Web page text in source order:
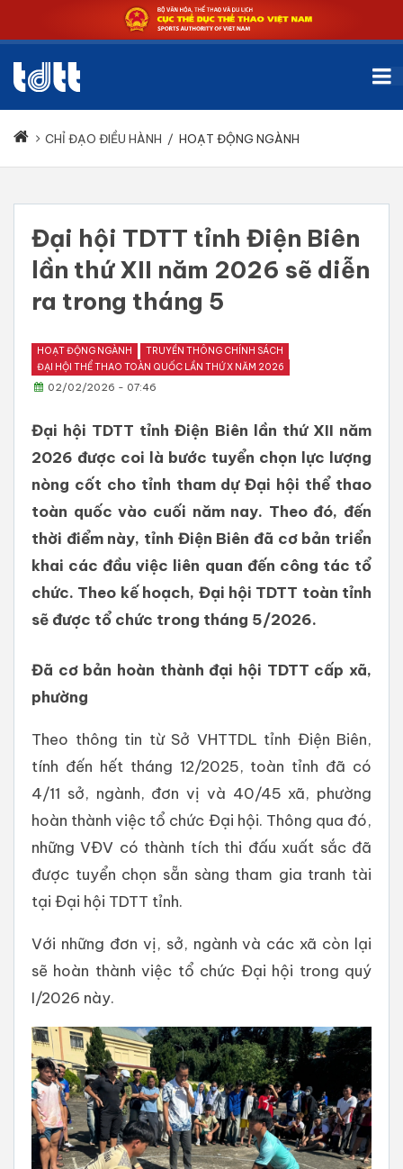
CHỈ ĐẠO ĐIỀU HÀNH / HOẠT ĐỘNG NGÀNH
Đại hội TDTT tỉnh Điện Biên
lần thứ XII năm 2026 sẽ diễn
ra trong tháng 5
HOẠT ĐỘNG NGÀNH
TRUYỀN THÔNG CHÍNH SÁCH
ĐẠI HỘI THỂ THAO TOÀN QUỐC LẦN THỨ X NĂM 2026
02/02/2026 - 07:46
Đại hội TDTT tỉnh Điện Biên lần thứ XII năm
2026 được coi là bước tuyển chọn lực lượng
nòng cốt cho tỉnh tham dự Đại hội thể thao
toàn quốc vào cuối năm nay. Theo đó, đến
thời điểm này, tỉnh Điện Biên đã cơ bản triển
khai các đầu việc liên quan đến công tác tổ
chức. Theo kế hoạch, Đại hội TDTT toàn tỉnh
sẽ được tổ chức trong tháng 5/2026.
Đã cơ bản hoàn thành đại hội TDTT cấp xã,
phường
Theo thông tin từ Sở VHTTDL tỉnh Điện Biên,
tính đến hết tháng 12/2025, toàn tỉnh đã có
4/11 sở, ngành, đơn vị và 40/45 xã, phường
hoàn thành việc tổ chức Đại hội. Thông qua đó,
những VĐV có thành tích thi đấu xuất sắc đã
được tuyển chọn sẵn sàng tham gia tranh tài
tại Đại hội TDTT tỉnh.
Với những đơn vị, sở, ngành và các xã còn lại
sẽ hoàn thành việc tổ chức Đại hội trong quý
I/2026 này.